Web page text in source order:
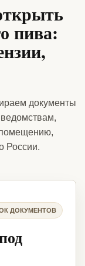
пива:
документы
России.
ДОКУМЕНТОВ